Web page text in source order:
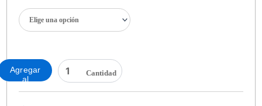
CONCENTRADO
Agregar
al